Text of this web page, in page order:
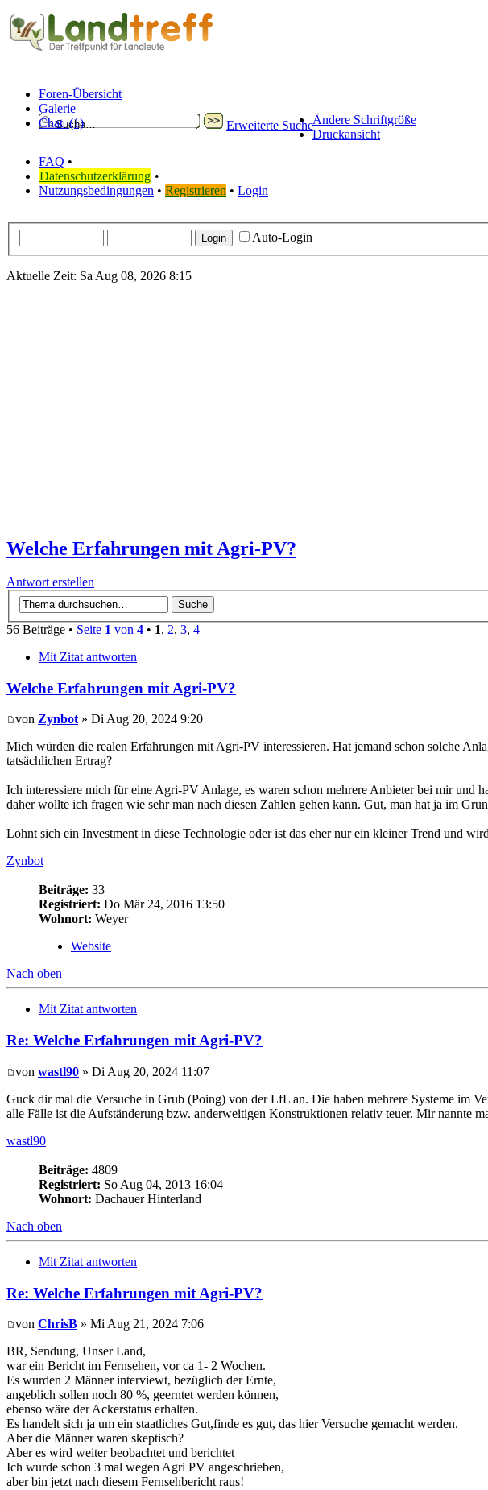
Foren-Übersicht
Galerie
Chat(1) Erweiterte SucheÄndere Schriftgröße
Druckansicht
FAQ •
Datenschutzerklärung •
Nutzungsbedingungen • Registrieren • Login
Auto-Login
Aktuelle Zeit: Sa Aug 08, 2026 8:15
Welche Erfahrungen mit Agri-PV?
Antwort erstellen
56 Beiträge • Seite 1 von 4 • 1, 2, 3, 4
Mit Zitat antworten
Welche Erfahrungen mit Agri-PV?
von Zynbot» Di Aug 20, 2024 9:20
Mich würden die realen Erfahrungen mit Agri-PV interessieren. Hat jemand schon solche
tatsächlichen Ertrag?
Ich interessiere mich für eine Agri-PV Anlage, es waren schon mehrere Anbieter bei mir und
daher wollte ich fragen wie sehr man nach diesen Zahlen gehen kann. Gut, man hat ja im
Lohnt sich ein Investment in diese Technologie oder ist das eher nur ein kleiner Trend und
Zynbot
Beiträge: 33
Registriert: Do Mär 24, 2016 13:50
Wohnort: Weyer
Website
Nach oben
Mit Zitat antworten
Re: Welche Erfahrungen mit Agri-PV?
von wastl90 » Di Aug 20, 2024 11:07
Guck dir mal die Versuche in Grub (Poing) von der LfL an. Die haben mehrere Systeme im
alle Fälle ist die Aufständerung bzw. anderweitigen Konstruktionen relativ teuer. Mir nannte
wastl90
Beiträge: 4809
Registriert: So Aug 04, 2013 16:04
Wohnort: Dachauer Hinterland
Nach oben
Mit Zitat antworten
Re: Welche Erfahrungen mit Agri-PV?
von ChrisB » Mi Aug 21, 2024 7:06
BR, Sendung, Unser Land,
war ein Bericht im Fernsehen, vor ca 1- 2 Wochen.
Es wurden 2 Männer interviewt, bezüglich der Ernte,
angeblich sollen noch 80 %, geerntet werden können,
ebenso wäre der Ackerstatus erhalten.
Es handelt sich ja um ein staatliches Gut,finde es gut, das hier Versuche gemacht werden.
Aber die Männer waren skeptisch?
Aber es wird weiter beobachtet und berichtet
Ich wurde schon 3 mal wegen Agri PV angeschrieben,
aber bin jetzt nach diesem Fernsehbericht raus!